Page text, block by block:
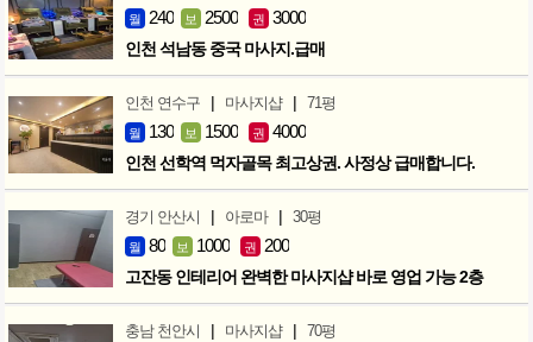
월 240 보 2500 권 3000
인천 석남동 중국 마사지.급매
인천 연수구 | 마사지샵 | 71평
월 130 보 1500 권 4000
인천 선학역 먹자골목 최고상권. 사정상 급매합니다.
경기 안산시 | 아로마 | 30평
월 80 보 1000 권 200
고잔동 인테리어 완벽한 마사지샵 바로 영업 가능 2층
충남 천안시 | 마사지샵 | 70평